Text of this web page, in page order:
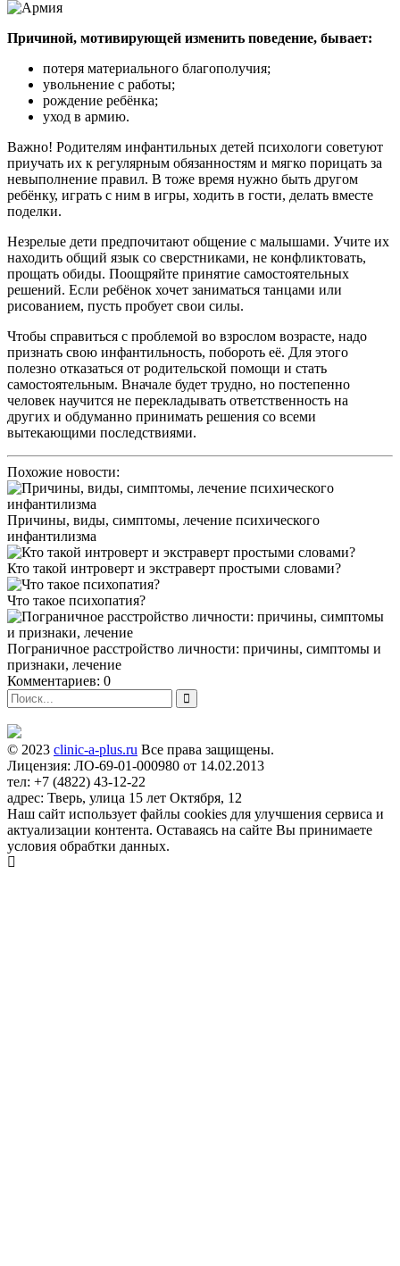
Причиной, мотивирующей изменить поведение, бывает:
потеря материального благополучия;
увольнение с работы;
рождение ребёнка;
уход в армию.
Важно! Родителям инфантильных детей психологи советуют
приучать их к регулярным обязанностям и мягко порицать за
невыполнение правил. В тоже время нужно быть другом
ребёнку, играть с ним в игры, ходить в гости, делать вместе
поделки.
Незрелые дети предпочитают общение с малышами. Учите их
находить общий язык со сверстниками, не конфликтовать,
прощать обиды. Поощряйте принятие самостоятельных
решений. Если ребёнок хочет заниматься танцами или
рисованием, пусть пробует свои силы.
Чтобы справиться с проблемой во взрослом возрасте, надо
признать свою инфантильность, побороть её. Для этого
полезно отказаться от родительской помощи и стать
самостоятельным. Вначале будет трудно, но постепенно
человек научится не перекладывать ответственность на
других и обдуманно принимать решения со всеми
вытекающими последствиями.
Похожие новости:
Причины, виды, симптомы, лечение психического
инфантилизма
Кто такой интроверт и экстраверт простыми словами?
Что такое психопатия?
Пограничное расстройство личности: причины, симптомы и
признаки, лечение
Комментариев: 0
© 2023 clinic-a-plus.ru Все права защищены.
Лицензия: ЛО-69-01-000980 от 14.02.2013
тел: +7 (4822) 43-12-22
адрес: Тверь, улица 15 лет Октября, 12
Наш сайт использует файлы cookies для улучшения сервиса и
актуализации контента. Оставаясь на сайте Вы принимаете
условия обрабтки данных.